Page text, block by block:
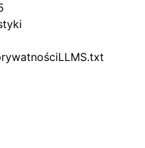
LLMS.txt